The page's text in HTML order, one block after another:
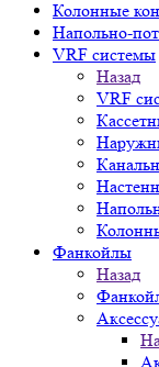
Колонные
Напольно-
VRF системы
Назад
VRF
Фанкойлы
Назад